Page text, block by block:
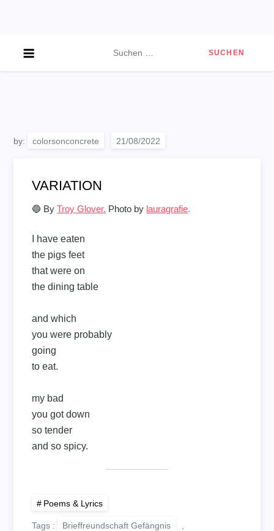
nach:
by: colorsonconcrete
VARIATION
🔵 ByTroy Glover. Photo by lauragrafie.
I have eaten
the pigs feet
that were on
the dining table
and which
you were probably
going
to eat.
my bad
you got down
so tender
and so spicy.
Poems & Lyrics
Tags : Brieffreundschaft Gefängnis